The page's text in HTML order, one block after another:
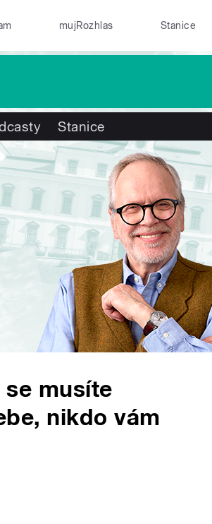
mujRozhlas Stanice
Stanice
se musíte
nikdo vám